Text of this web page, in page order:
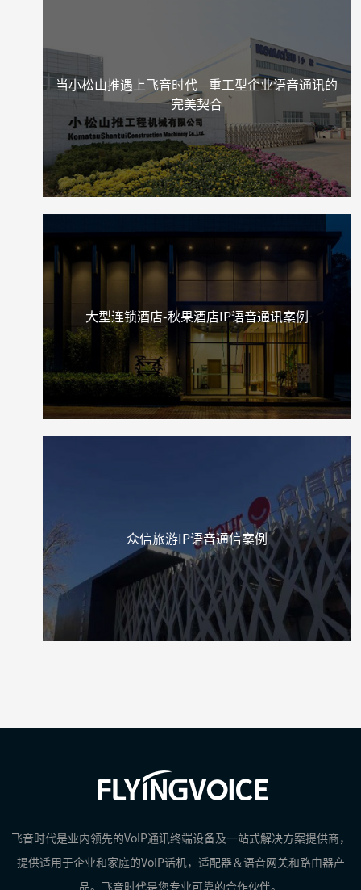
当小松山推遇上飞音时代—重工型企业语音通讯的
完美契合
大型连锁酒店-秋果酒店IP语音通讯案例
众信旅游IP语音通信案例
飞音时代是业内领先的VoIP通讯终端设备及一站式解决方案提供商，
提供适用于企业和家庭的VoIP话机，适配器＆语音网关和路由器产
品。飞音时代是您专业可靠的合作伙伴。